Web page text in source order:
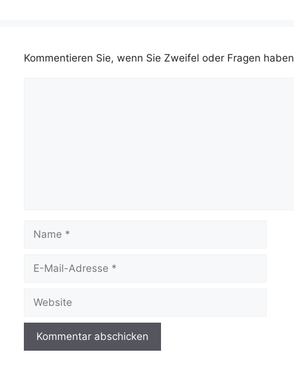
Kommentieren Sie, wenn Sie Zweifel oder Fragen haben
Mail-